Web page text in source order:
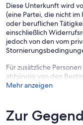
Diese Unterkunft wird
(eine Partei, die nicht
oder beruflichen
einschließlich
jedoch von den vom
Für zusätzliche
abhängig von den
Mehr anzeigen
Zur Gegend